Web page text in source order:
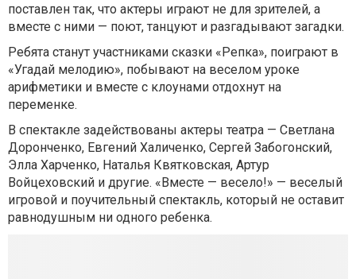
поставлен так, что актеры играют не для зрителей, а
вместе с ними — поют, танцуют и разгадывают загадки.
Ребята станут участниками сказки «Репка», поиграют в
«Угадай мелодию», побывают на веселом уроке
арифметики и вместе с клоунами отдохнут на
переменке.
В спектакле задействованы актеры театра — Светлана
Доронченко, Евгений Халиченко, Сергей Забогонский,
Элла Харченко, Наталья Квятковская, Артур
Войцеховский и другие. «Вместе — весело!» — веселый
игровой и поучительный спектакль, который не оставит
равнодушным ни одного ребенка.